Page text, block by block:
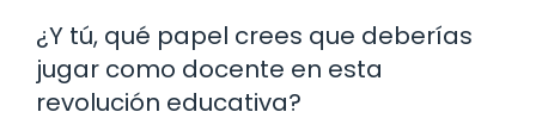
¿Y tú, qué papel crees que deberías
jugar como docente en esta
revolución educativa?